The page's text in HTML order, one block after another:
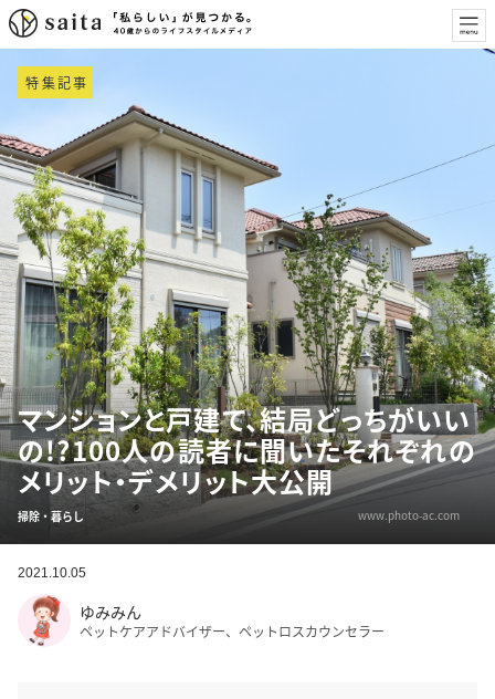
特集記事
マンションと戸建て、結局どっちがいい
の!?100人の読者に聞いたそれぞれの
メリット・デメリット大公開
掃除・暮らし www.photo-ac.com
2021.10.05
ゆみみん
ペットケアアドバイザー、ペットロスカウンセラー